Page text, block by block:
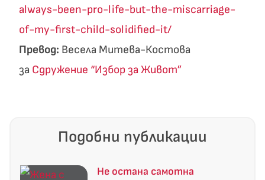
always-been-pro-life-but-the-miscarriage-
of-my-first-child-solidified-it/
Превод: Весела Митева-Костова
за Сдружение “Избор за Живот”
Подобни публикации
Не остана самотна